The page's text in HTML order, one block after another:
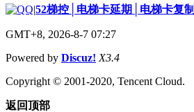
|52梯控│电梯卡延期│电梯卡复制
GMT+8, 2026-8-7 07:27
Powered by Discuz! X3.4
Copyright © 2001-2020, Tencent Cloud.
返回顶部